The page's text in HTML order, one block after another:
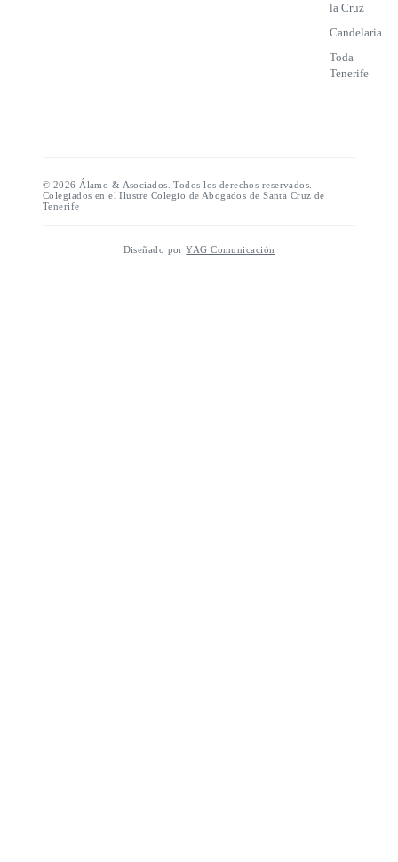
la Cruz
Candelaria
Toda
Tenerife
© 2026 Álamo & Asociados. Todos los derechos reservados.
Colegiados en el Ilustre Colegio de Abogados de Santa Cruz de
Tenerife
Diseñado por YAG Comunicación